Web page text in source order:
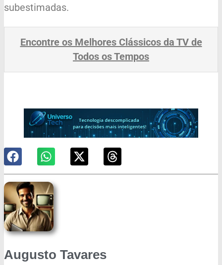
subestimadas.
Encontre os Melhores Clássicos da TV de
Todos os Tempos
Augusto Tavares